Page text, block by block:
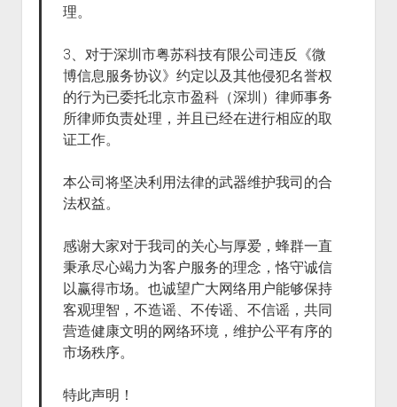
理。
3、对于深圳市粤苏科技有限公司违反《微
博信息服务协议》约定以及其他侵犯名誉权
的行为已委托北京市盈科（深圳）律师事务
所律师负责处理，并且已经在进行相应的取
证工作。
本公司将坚决利用法律的武器维护我司的合
法权益。
感谢大家对于我司的关心与厚爱，蜂群一直
秉承尽心竭力为客户服务的理念，恪守诚信
以赢得市场。也诚望广大网络用户能够保持
客观理智，不造谣、不传谣、不信谣，共同
营造健康文明的网络环境，维护公平有序的
市场秩序。
特此声明！